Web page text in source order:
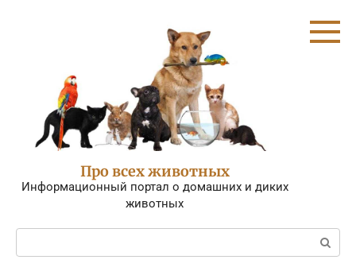
Про всех животных
Информационный портал о домашних и диких
животных
Поиск: